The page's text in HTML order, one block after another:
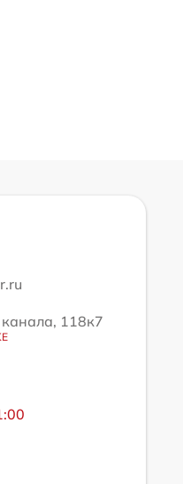
118к7